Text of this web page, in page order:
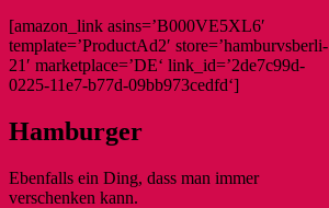
[amazon_link asins=’B000VE5XL6′
template=’ProductAd2′ store=’hamburvsberli-
21′ marketplace=’DE‘ link_id=’2de7c99d-
0225-11e7-b77d-09bb973cedfd‘]
Hamburger
Ebenfalls ein Ding, dass man immer
verschenken kann.